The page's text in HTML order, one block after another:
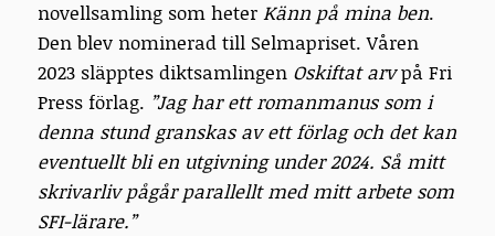
novellsamling som heter Känn på mina ben.
Den blev nominerad till Selmapriset. Våren
2023 släpptes diktsamlingen Oskiftat arvpå Fri
Press förlag. ”Jag har ett romanmanus som i
denna stund granskas av ett förlag och det kan
eventuellt bli en utgivning under 2024. Så mitt
skrivarliv pågår parallellt med mitt arbete som
SFI-lärare.”